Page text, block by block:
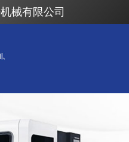
械有限公司